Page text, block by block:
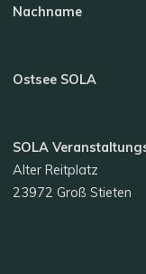
Nachname
Ostsee SOLA
SOLA
Alter Reitplatz
23972 Groß Stieten